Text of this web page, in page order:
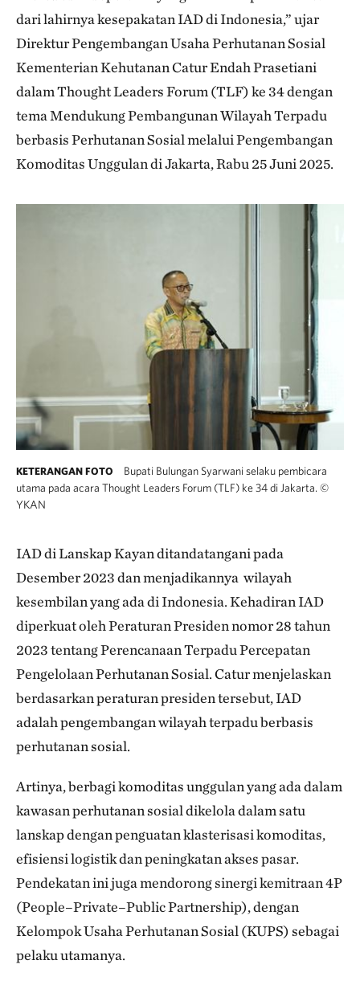
dari lahirnya kesepakatan IAD di Indonesia,” ujar
Direktur Pengembangan Usaha Perhutanan Sosial
Kementerian Kehutanan Catur Endah Prasetiani
dalam Thought Leaders Forum (TLF) ke 34 dengan
tema Mendukung Pembangunan Wilayah Terpadu
berbasis Perhutanan Sosial melalui Pengembangan
Komoditas Unggulan di Jakarta, Rabu 25 Juni 2025.
KETERANGAN FOTO
Bupati Bulungan Syarwani selaku pembicara
utama pada acara Thought Leaders Forum (TLF) ke 34 di Jakarta. ©
YKAN
IAD di Lanskap Kayan ditandatangani pada
Desember 2023 dan menjadikannya wilayah
kesembilan yang ada di Indonesia. Kehadiran IAD
diperkuat oleh Peraturan Presiden nomor 28 tahun
2023 tentang Perencanaan Terpadu Percepatan
Pengelolaan Perhutanan Sosial. Catur menjelaskan
berdasarkan peraturan presiden tersebut, IAD
adalah pengembangan wilayah terpadu berbasis
perhutanan sosial.
Artinya, berbagi komoditas unggulan yang ada dalam
kawasan perhutanan sosial dikelola dalam satu
lanskap dengan penguatan klasterisasi komoditas,
efisiensi logistik dan peningkatan akses pasar.
Pendekatan ini juga mendorong sinergi kemitraan 4P
(People–Private–Public Partnership), dengan
Kelompok Usaha Perhutanan Sosial (KUPS) sebagai
pelaku utamanya.